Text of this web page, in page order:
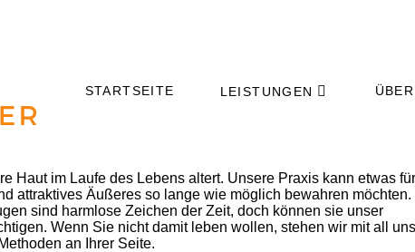
STARTSEITE LEISTUNGEN
Haut im Laufe des Lebens altert. Unsere Praxis kann etwas
attraktives Äußeres so lange wie möglich bewahren möchten.
sind harmlose Zeichen der Zeit, doch können sie unser
Wenn Sie nicht damit leben wollen, stehen wir mit all
an Ihrer Seite.